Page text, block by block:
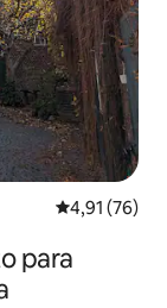
4,91 de uma
4,91 (76)
para